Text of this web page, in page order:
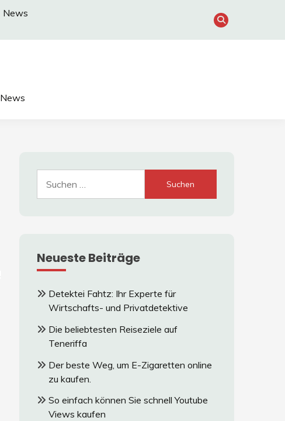
News
News
nach:
Neueste Beiträge
Detektei Fahtz: Ihr Experte für
Wirtschafts- und Privatdetektive
Die beliebtesten Reiseziele auf
Teneriffa
Der beste Weg, um E-Zigaretten online
zu kaufen.
So einfach können Sie schnell Youtube
Views kaufen